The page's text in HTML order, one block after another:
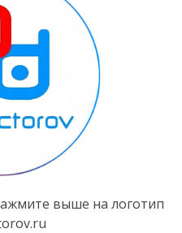
выше на логотип